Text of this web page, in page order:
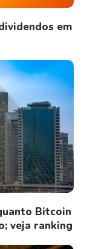
em
Bitcoin
veja ranking